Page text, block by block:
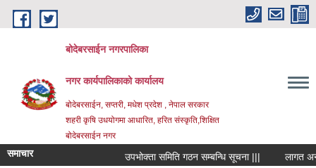
Skip to main content
बोदेबरसाईन नगरपालिका
नगर कार्यपालिकाको कार्यालय
बोदेबरसाईन, सप्तरी, मधेश प्रदेश , नेपाल सरकार
शहरी कृषि उधयोगमा आधारित, हरित संस्कृति,शिक्षित
बोदेबरसाईन नगर
समाचार उपभोक्ता समिति गठन सम्बन्धि सूचना ||| लागत